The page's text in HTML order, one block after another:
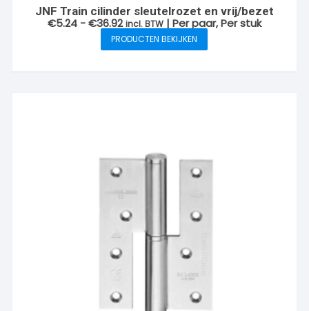
JNF Train cilinder sleutelrozet en vrij/bezet
€5.24 -€36.92Prijsklasse:
€5.24
tot
€36.92
incl. BTW | Per paar, Per stuk
PRODUCTEN BEKIJKEN